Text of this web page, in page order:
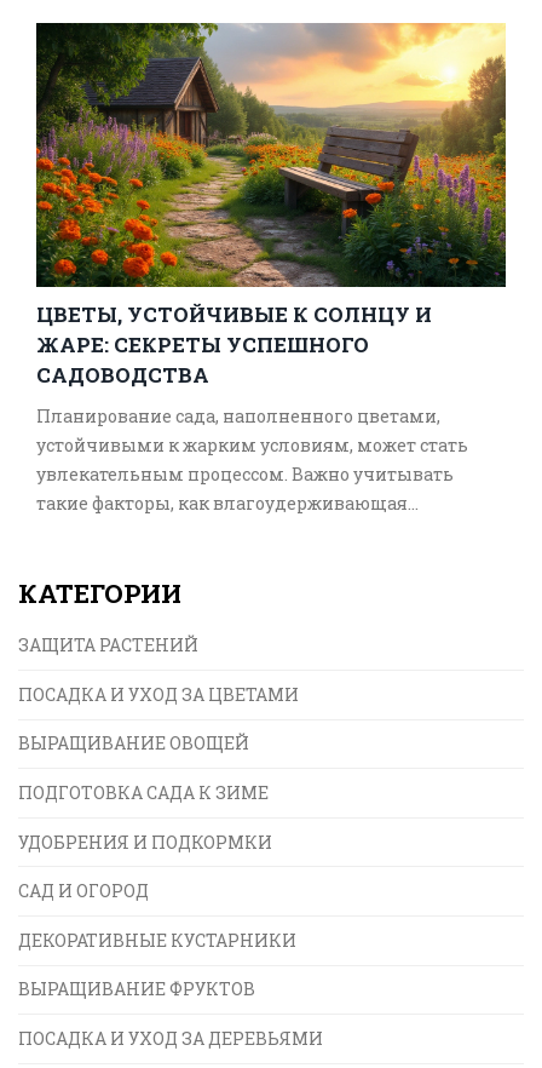
ЦВЕТЫ, УСТОЙЧИВЫЕ К СОЛНЦУ И
ЖАРЕ: СЕКРЕТЫ УСПЕШНОГО
САДОВОДСТВА
Планирование сада, наполненного цветами,
устойчивыми к жарким условиям, может стать
увлекательным процессом. Важно учитывать
такие факторы, как влагоудерживающая
процветают под жарким солнцем, придавая саду
уход за ними помогут создать живописное
независимо от погодных условий. Узнайте, какие
сорта стоит выбрать для достижения такого
КАТЕГОРИИ
ЗАЩИТА РАСТЕНИЙ
ПОСАДКА И УХОД ЗА ЦВЕТАМИ
ВЫРАЩИВАНИЕ ОВОЩЕЙ
ПОДГОТОВКА САДА К ЗИМЕ
УДОБРЕНИЯ И ПОДКОРМКИ
САД И ОГОРОД
ДЕКОРАТИВНЫЕ КУСТАРНИКИ
ВЫРАЩИВАНИЕ ФРУКТОВ
ПОСАДКА И УХОД ЗА ДЕРЕВЬЯМИ